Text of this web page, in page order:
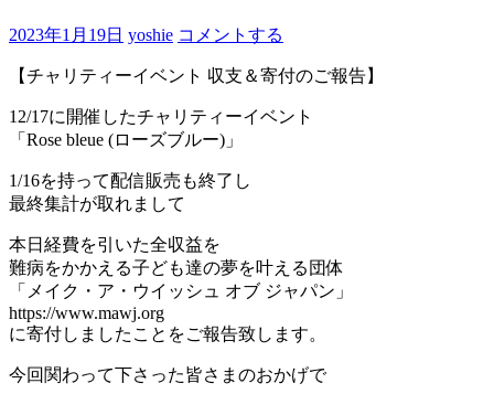
2023年1月19日 yoshie コメントする
【チャリティーイベント 収支＆寄付のご報告】
12/17に開催したチャリティーイベント
「Rose bleue (ローズブルー)」
1/16を持って配信販売も終了し
最終集計が取れまして
本日経費を引いた全収益を
難病をかかえる子ども達の夢を叶える団体
「メイク・ア・ウイッシュ オブ ジャパン」
https://www.mawj.org
に寄付しましたことをご報告致します。
今回関わって下さった皆さまのおかげで